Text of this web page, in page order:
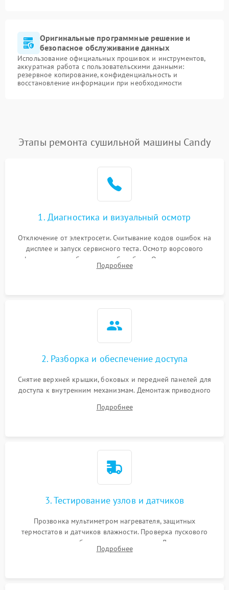
Оригинальные программные решение и
безопасное обслуживание данных
Использование официальных прошивок и инструментов,
аккуратная работа с пользовательскими данными:
резервное копирование, конфиденциальность и
восстановление информации при необходимости
Этапы ремонта сушильной машины Candy
1. Диагностика и визуальный осмотр
Отключение от электросети. Считывание кодов ошибок на
дисплее и запуск сервисного теста. Осмотр ворсового
фильтра, теплообменника и барабана. Опрос клиента о
неисправностях (не сушит, не крутит барабан, сильно шумит
Подробнее
2. Разборка и обеспечение доступа
Снятие верхней крышки, боковых и передней панелей для
доступа к внутренним механизмам. Демонтаж приводного
Обеспечение свободного доступа к ТЭНу, компрессору,
Подробнее
3. Тестирование узлов и датчиков
Прозвонка мультиметром нагревателя, защитных
термостатов и датчиков влажности. Проверка пускового
конденсатора, обмоток мотора и помпы. Для машин с
тепловым насосом — диагностика работы компрессора и
Подробнее